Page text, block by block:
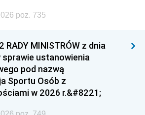
poz. 735
RADY MINISTRÓW z dnia
sprawie ustanowienia
pod nazwą
Sportu Osób z
w 2026 r.&#8221;